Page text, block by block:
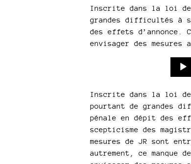
Inscrite dans la loi
grandes difficultés à
des effets d’annonce.
envisager des mesures
Inscrite dans la loi
pourtant de grandes
pénale en dépit des
scepticisme des
mesures de JR sont
autrement, ce manque